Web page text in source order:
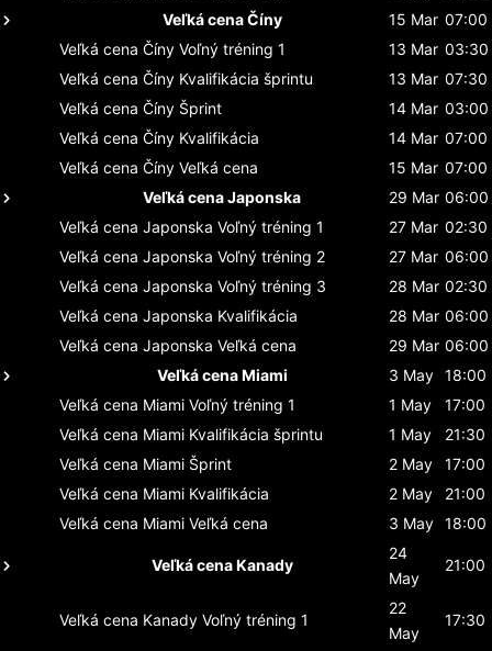
Veľká cena Číny
15 Mar 07:00
Veľká cena Číny Voľný tréning 1 13 Mar 03:30
Veľká cena Číny Kvalifikácia šprintu 13 Mar 07:30
Veľká cena Číny Šprint 14 Mar 03:00
Veľká cena Číny Kvalifikácia 14 Mar 07:00
Veľká cena Číny Veľká cena 15 Mar 07:00
Veľká cena Japonska
29 Mar 06:00
Veľká cena Japonska Voľný tréning 1 27 Mar 02:30
Veľká cena Japonska Voľný tréning 2 27 Mar 06:00
Veľká cena Japonska Voľný tréning 3 28 Mar 02:30
Veľká cena Japonska Kvalifikácia 28 Mar 06:00
Veľká cena Japonska Veľká cena 29 Mar 06:00
Veľká cena Miami
3 May 18:00
Veľká cena Miami Voľný tréning 1 1 May
17:00
Veľká cena Miami Kvalifikácia šprintu 1 May
21:30
Veľká cena Miami Šprint 2 May
17:00
Veľká cena Miami Kvalifikácia 2 May
21:00
Veľká cena Miami Veľká cena 3 May 18:00
Veľká cena Kanady
24
May
21:00
Veľká cena Kanady Voľný tréning 1
22
May
17:30